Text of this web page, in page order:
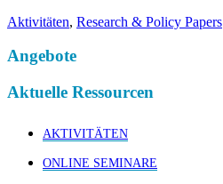
Aktivitäten, Research & Policy Papers
Angebote
Aktuelle Ressourcen
AKTIVITÄTEN
ONLINE SEMINARE